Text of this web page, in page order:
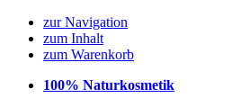
zur Navigation
zum Inhalt
zum Warenkorb
100% Naturkosmetik